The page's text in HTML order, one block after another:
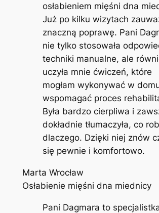
osłabieniem mięśni dna
Już po kilku wizytach
znaczną poprawę. Pani
nie tylko stosowała
techniki manualne, ale
uczyła mnie ćwiczeń, które
mogłam wykonywać w
wspomagać proces
Była bardzo cierpliwa i
dokładnie tłumaczyła, co
dlaczego. Dzięki niej znów
się pewnie i komfortowo.
Marta Wrocław
Osłabienie mięśni dna miednicy
Pani Dagmara to